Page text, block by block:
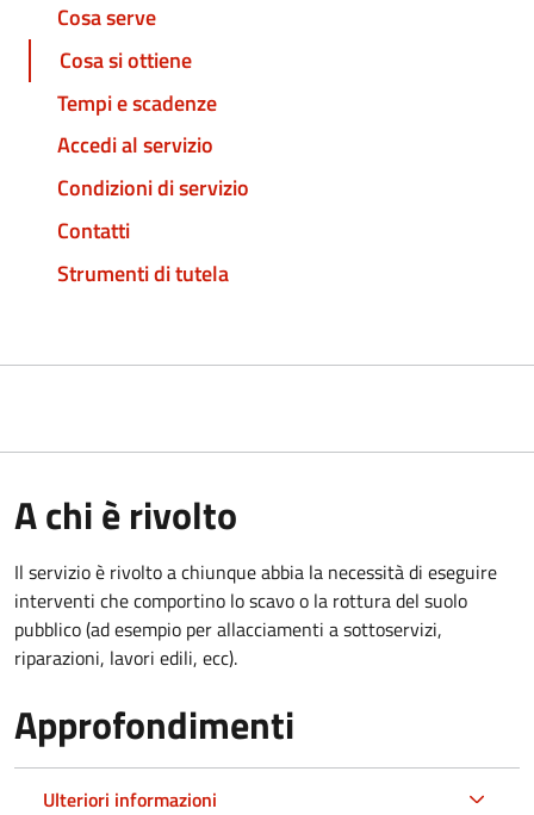
Cosa serve
Cosa si ottiene
Tempi e scadenze
Accedi al servizio
Condizioni di servizio
Contatti
Strumenti di tutela
A chi è rivolto
Il servizio è rivolto a chiunque abbia la necessità di eseguire
interventi che comportino lo scavo o la rottura del suolo
pubblico (ad esempio per allacciamenti a sottoservizi,
riparazioni, lavori edili, ecc).
Approfondimenti
Ulteriori informazioni